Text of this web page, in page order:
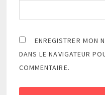
ENREGISTRER MON
DANS LE NAVIGATEUR
COMMENTAIRE.